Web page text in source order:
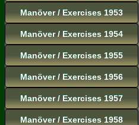
Manöver / Exercises 1953
Manöver / Exercises 1954
Manöver / Exercises 1955
Manöver / Exercises 1956
Manöver / Exercises 1957
Manöver / Exercises 1958